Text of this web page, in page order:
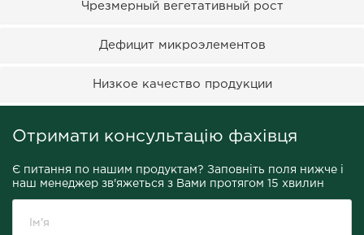
Чрезмерный вегетативный рост
Дефицит микроэлементов
Низкое качество продукции
Отримати консультацію фахівця
Є питання по нашим продуктам? Заповніть поля нижче і
наш менеджер зв'яжеться з Вами протягом 15 хвилин